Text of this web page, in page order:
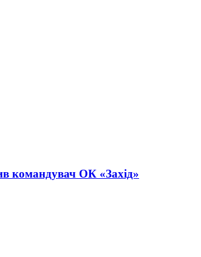
командувач ОК «Захід»